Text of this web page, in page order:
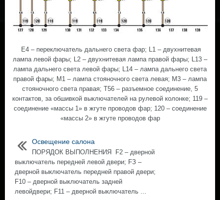
Е4 – переключатель дальнего света фар; L1 – двухнитевая
лампа левой фары; L2 – двухнитевая лампа правой фары; L13 –
лампа дальнего света левой фары; L14 – лампа дальнего света
правой фары; М1 – лампа стояночного света левая; М3 – лампа
стояночного света правая; Т56 – разъемное соединение, 5
контактов, за обшивкой выключателей на рулевой колонке; 119 –
соединение «массы 1» в жгуте проводов фар; 120 – соединение
«массы 2» в жгуте проводов фар
Освещение салона
ПОРЯДОК ВЫПОЛНЕНИЯ F2 – дверной
выключатель передней левой двери; FЗ –
дверной выключатель передней правой двери;
F10 – дверной выключатель задней
левойдвери; F11 – дверной выключатель ...